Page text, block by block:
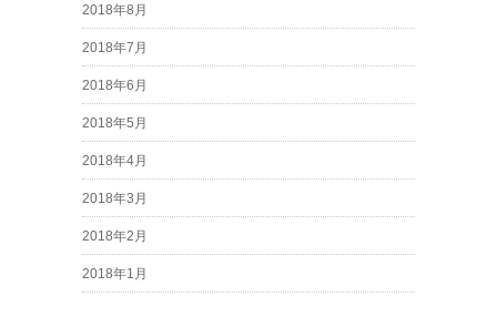
2018年8月
2018年7月
2018年6月
2018年5月
2018年4月
2018年3月
2018年2月
2018年1月